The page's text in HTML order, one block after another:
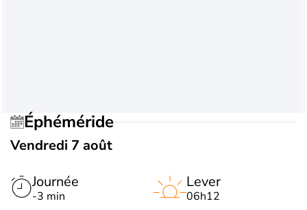
Éphéméride
Vendredi 7 août
Journée
-3 min
Lever
06h12